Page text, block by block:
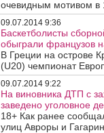
очевидным мотивом в
09.07.2014 9:36
Баскетболисты
обыграли французов
В Греции на острове
(U20) чемпионат
09.07.2014 9:22
На виновника ДТП с
заведено уголовное
18+ Как ранее
улиц Авроры и